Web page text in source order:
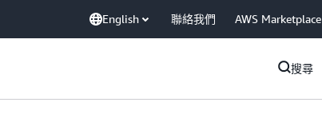
English 聯絡我們 AWS Marketplace
搜尋